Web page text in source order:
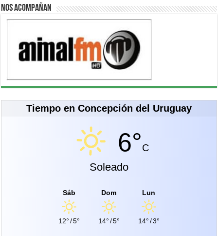
Nos acompañan
Tiempo en Concepción del Uruguay
6°C
Soleado
Sáb
12°/5°
Dom
14°/5°
Lun
14°/3°